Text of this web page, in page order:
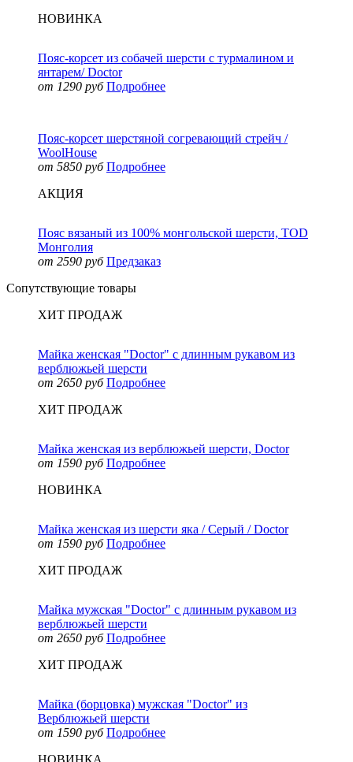
НОВИНКА
Пояс-корсет из собачей шерсти с турмалином и
янтарем/ Doctor
от 1290 руб Подробнее
Пояс-корсет шерстяной согревающий стрейч /
WoolHouse
от 5850 руб Подробнее
АКЦИЯ
Пояс вязаный из 100% монгольской шерсти, TOD
Монголия
от 2590 руб Предзаказ
Сопутствующие товары
ХИТ ПРОДАЖ
Майка женская "Doctor" с длинным рукавом из
верблюжьей шерсти
от 2650 руб Подробнее
ХИТ ПРОДАЖ
Майка женская из верблюжьей шерсти, Doctor
от 1590 руб Подробнее
НОВИНКА
Майка женская из шерсти яка / Серый / Doctor
от 1590 руб Подробнее
ХИТ ПРОДАЖ
Майка мужская "Doctor" с длинным рукавом из
верблюжьей шерсти
от 2650 руб Подробнее
ХИТ ПРОДАЖ
Майка (борцовка) мужская "Doctor" из
Верблюжьей шерсти
от 1590 руб Подробнее